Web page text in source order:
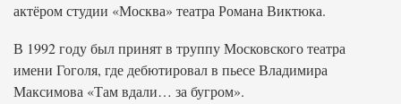
актёром студии «Москва» театра Романа Виктюка.
В 1992 году был принят в труппу Московского театра
имени Гоголя, где дебютировал в пьесе Владимира
Максимова «Там вдали… за бугром».